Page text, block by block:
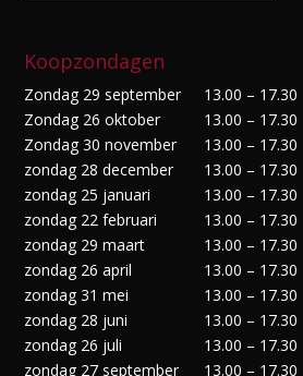
Koopzondagen
Zondag 29 september
13.00 – 17.30
Zondag 26 oktober
13.00 – 17.30
Zondag 30 november
13.00 – 17.30
zondag 28 december
13.00 – 17.30
zondag 25 januari
13.00 – 17.30
zondag 22 februari
13.00 – 17.30
zondag 29 maart
13.00 – 17.30
zondag 26 april
13.00 – 17.30
zondag 31 mei
13.00 – 17.30
zondag 28 juni
13.00 – 17.30
zondag 26 juli
13.00 – 17.30
zondag 27 september
13.00 – 17.30